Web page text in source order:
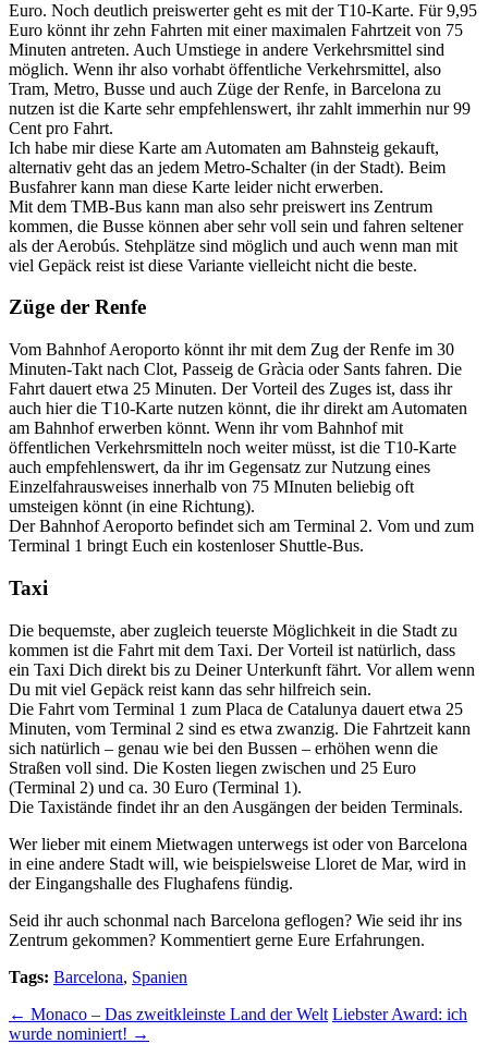
Euro. Noch deutlich preiswerter geht es mit der T10-Karte. Für 9,95
Euro könnt ihr zehn Fahrten mit einer maximalen Fahrtzeit von 75
Minuten antreten. Auch Umstiege in andere Verkehrsmittel sind
möglich. Wenn ihr also vorhabt öffentliche Verkehrsmittel, also
Tram, Metro, Busse und auch Züge derRenfe, in Barcelona zu
nutzen ist die Karte sehr empfehlenswert, ihr zahlt immerhin nur 99
Cent pro Fahrt.
Ich habe mir diese Karte am Automaten am Bahnsteig gekauft,
alternativ geht das an jedem Metro-Schalter (in der Stadt). Beim
Busfahrer kann man diese Karte leider nicht erwerben.
Mit dem TMB-Bus kann man also sehr preiswert ins Zentrum
kommen, die Busse können aber sehr voll sein und fahren seltener
als der Aerobús. Stehplätze sind möglich und auch wenn man mit
viel Gepäck reist ist diese Variante vielleicht nicht die beste.
Züge der Renfe
Vom Bahnhof Aeroporto könnt ihr mit dem Zug derRenfe im 30
Minuten-Takt nach Clot, Passeig de Gràcia oder Sants fahren. Die
Fahrt dauert etwa 25 Minuten. Der Vorteil des Zuges ist, dass ihr
auch hier die T10-Karte nutzen könnt, die ihr direkt am Automaten
am Bahnhof erwerben könnt. Wenn ihr vom Bahnhof mit
öffentlichen Verkehrsmitteln noch weiter müsst, ist die T10-Karte
auch empfehlenswert, da ihr im Gegensatz zur Nutzung eines
Einzelfahrausweises innerhalb von 75 MInuten beliebig oft
umsteigen könnt (in eine Richtung).
Der Bahnhof Aeroporto befindet sich am Terminal 2. Vom und zum
Terminal 1 bringt Euch ein kostenloser Shuttle-Bus.
Taxi
Die bequemste, aber zugleich teuerste Möglichkeit in die Stadt zu
kommen ist die Fahrt mit dem Taxi. Der Vorteil ist natürlich, dass
ein Taxi Dich direkt bis zu Deiner Unterkunft fährt. Vor allem wenn
Du mit viel Gepäck reist kann das sehr hilfreich sein.
Die Fahrt vom Terminal 1 zum Placa de Catalunya dauert etwa 25
Minuten, vom Terminal 2 sind es etwa zwanzig. Die Fahrtzeit kann
sich natürlich – genau wie bei den Bussen – erhöhen wenn die
Straßen voll sind. Die Kosten liegen zwischen und 25 Euro
(Terminal 2) und ca. 30 Euro (Terminal 1).
Die Taxistände findet ihr an den Ausgängen der beiden Terminals.
Wer lieber mit einem Mietwagen unterwegs ist oder von Barcelona
in eine andere Stadt will, wie beispielsweise Lloret de Mar, wird in
der Eingangshalle des Flughafens fündig.
Seid ihr auch schonmal nach Barcelona geflogen? Wie seid ihr ins
Zentrum gekommen? Kommentiert gerne Eure Erfahrungen.
Tags: Barcelona, Spanien
← Monaco – Das zweitkleinste Land der Welt Liebster Award: ich
wurde nominiert! →